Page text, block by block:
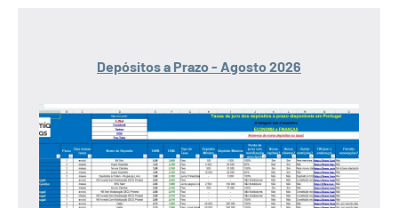
Depósitos a Prazo - Agosto 2026